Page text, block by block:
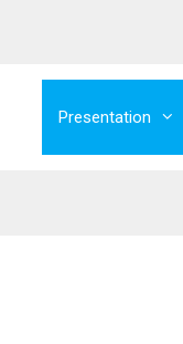
Presentation